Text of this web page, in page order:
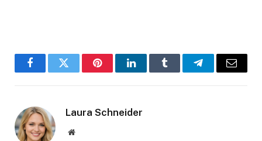
FacebookTwitter PinterestLinkedInTumblr TelegramEmail
Laura Schneider
Website